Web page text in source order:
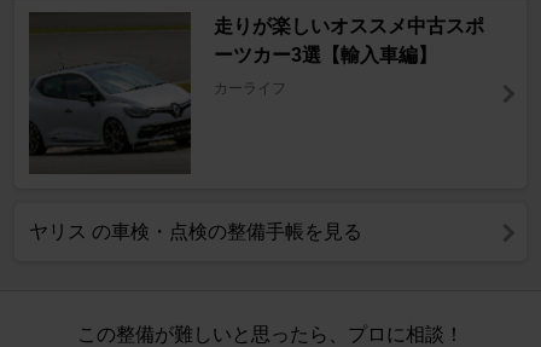
走りが楽しいオススメ中古スポ
ーツカー3選【輸入車編】
カーライフ
ヤリス の車検・点検の整備手帳を見る
この整備が難しいと思ったら、プロに相談！